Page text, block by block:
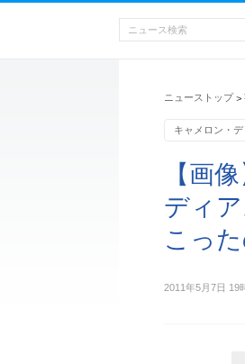
ニューストップ >
キャメロン・デ
【画
ディ
こっ
2011年5月7日 19